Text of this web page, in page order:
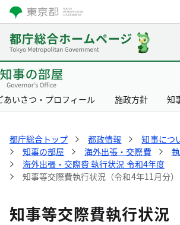
あいさつ・プロフィール 施政方針 知
都庁総合トップ 都政情報
知事につ
知事の部屋
海外出張・交際費
海外出張・交際費 執行状況 令和4年度
知事等交際費執行状況（令和4年11月分）
知事等交際費執行状況